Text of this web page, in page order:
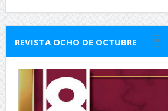
REVISTA OCHO DE OCTUBRE